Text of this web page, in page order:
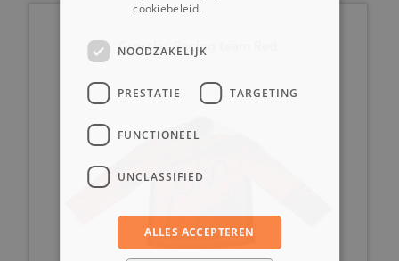
Crossjas Racing team Red
cookiebeleid.
NOODZAKELIJK
PRESTATIE TARGETING
FUNCTIONEEL
UNCLASSIFIED
ALLES ACCEPTEREN